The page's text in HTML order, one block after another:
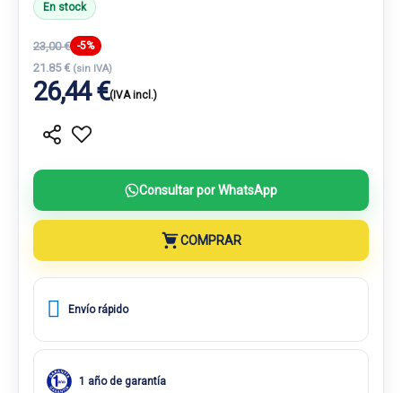
En stock
23,00 € -5%
21.85 € (sin IVA)
26,44 €(IVA incl.)
Consultar por WhatsApp
COMPRAR
Envío rápido
1 año de garantía